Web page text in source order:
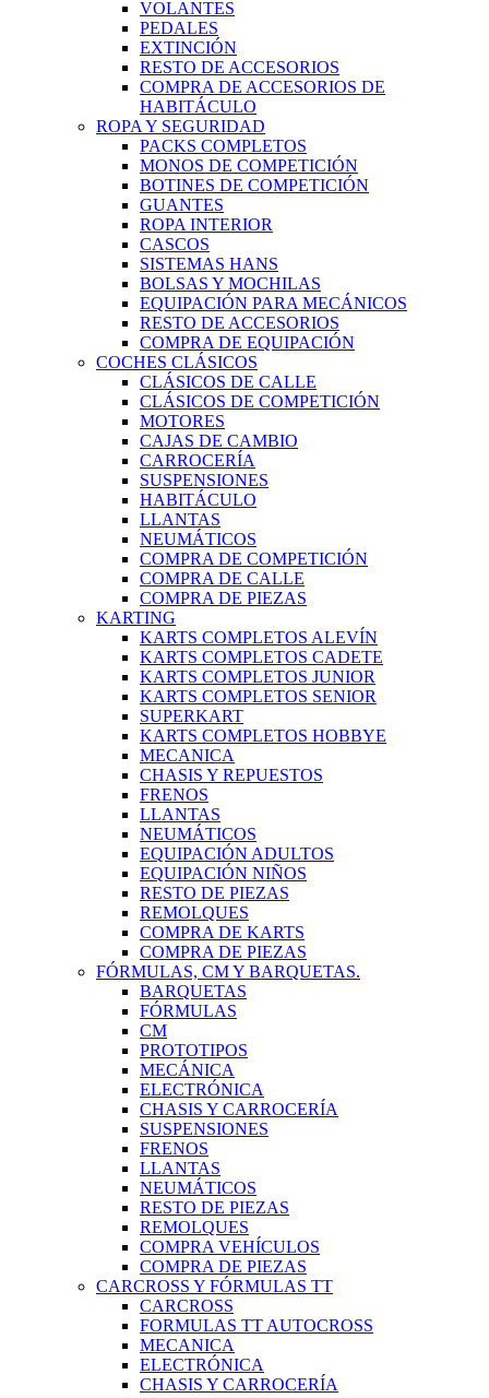
VOLANTES
PEDALES
EXTINCIÓN
RESTO DE ACCESORIOS
COMPRA DE ACCESORIOS DE
HABITÁCULO
ROPA Y SEGURIDAD
PACKS COMPLETOS
MONOS DE COMPETICIÓN
BOTINES DE COMPETICIÓN
GUANTES
ROPA INTERIOR
CASCOS
SISTEMAS HANS
BOLSAS Y MOCHILAS
EQUIPACIÓN PARA MECÁNICOS
RESTO DE ACCESORIOS
COMPRA DE EQUIPACIÓN
COCHES CLÁSICOS
CLÁSICOS DE CALLE
CLÁSICOS DE COMPETICIÓN
MOTORES
CAJAS DE CAMBIO
CARROCERÍA
SUSPENSIONES
HABITÁCULO
LLANTAS
NEUMÁTICOS
COMPRA DE COMPETICIÓN
COMPRA DE CALLE
COMPRA DE PIEZAS
KARTING
KARTS COMPLETOS ALEVÍN
KARTS COMPLETOS CADETE
KARTS COMPLETOS JUNIOR
KARTS COMPLETOS SENIOR
SUPERKART
KARTS COMPLETOS HOBBYE
MECANICA
CHASIS Y REPUESTOS
FRENOS
LLANTAS
NEUMÁTICOS
EQUIPACIÓN ADULTOS
EQUIPACIÓN NIÑOS
RESTO DE PIEZAS
REMOLQUES
COMPRA DE KARTS
COMPRA DE PIEZAS
FÓRMULAS, CM Y BARQUETAS.
BARQUETAS
FÓRMULAS
CM
PROTOTIPOS
MECÁNICA
ELECTRÓNICA
CHASIS Y CARROCERÍA
SUSPENSIONES
FRENOS
LLANTAS
NEUMÁTICOS
RESTO DE PIEZAS
REMOLQUES
COMPRA VEHÍCULOS
COMPRA DE PIEZAS
CARCROSS Y FÓRMULAS TT
CARCROSS
FORMULAS TT AUTOCROSS
MECANICA
ELECTRÓNICA
CHASIS Y CARROCERÍA